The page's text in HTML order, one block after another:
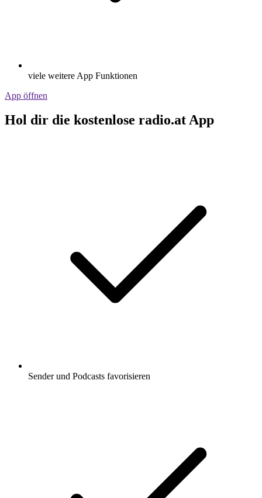
viele weitere App Funktionen
App öffnen
Hol dir die kostenlose radio.at App
Sender und Podcasts favorisieren